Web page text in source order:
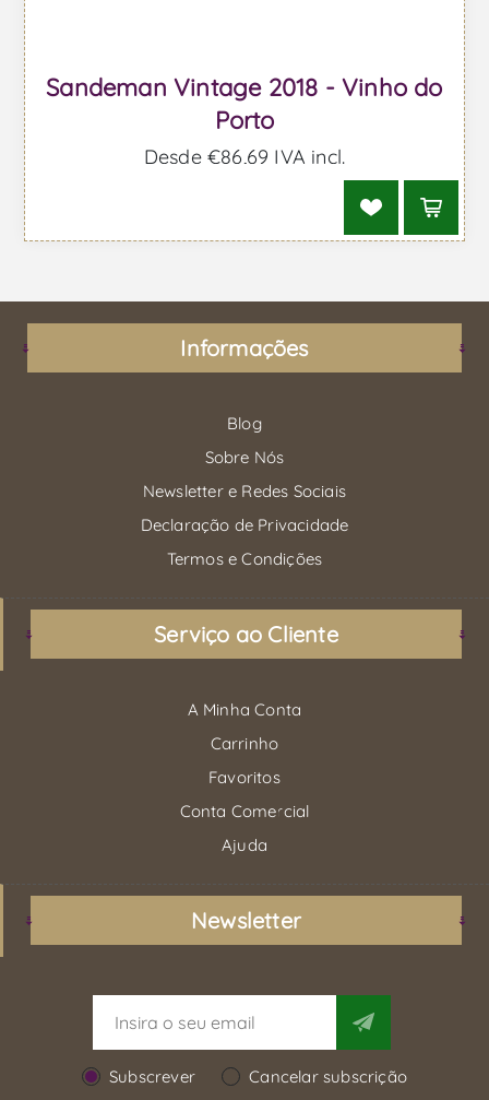
Sandeman Vintage 2018 - Vinho do
Porto
Desde €86,69 IVA incl.
Informações
Blog
Sobre Nós
Newsletter e Redes Sociais
Declaração de Privacidade
Termos e Condições
Serviço ao Cliente
A Minha Conta
Carrinho
Favoritos
Conta Comercial
Ajuda
Newsletter
Subscrever Cancelar subscrição